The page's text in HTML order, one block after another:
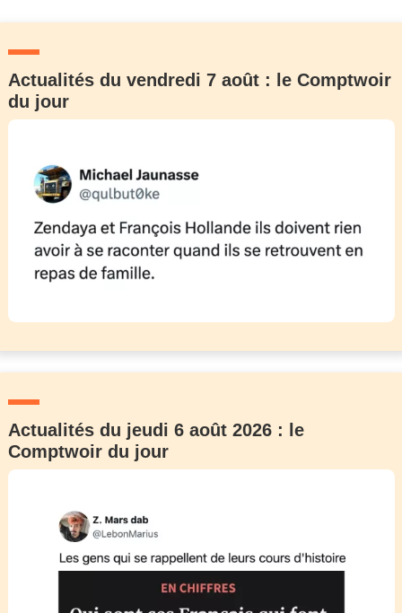
Actualités du vendredi 7 août : le Comptwoir
du jour
Actualités du jeudi 6 août 2026 : le
Comptwoir du jour